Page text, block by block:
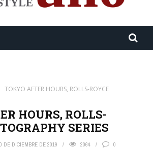
TOKYO AFTER HOURS, ROLLS-ROYCE
HOURS, ROLLS-
SERIES
DE DICIEMBRE DE 2019 2064 0